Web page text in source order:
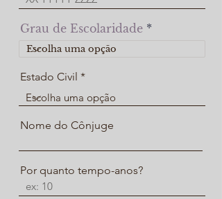
Grau de Escolaridade
Estado Civil
Nome do Cônjuge
Por quanto tempo-anos?